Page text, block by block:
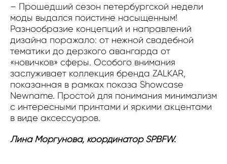
– Прошедший сезон петербургской недели
моды выдался поистине насыщенным!
Разнообразие концепций и направлений
дизайна поражало: от нежной свадебной
тематики до дерзкого авангарда от
«новичков» сферы. Особого внимания
заслуживает коллекция бренда ZALKAR,
показанная в рамках показа Showcase
Newname. Простой для понимания минимализм
с интересными принтами и яркими акцентами
в виде аксессуаров.
Лина Моргунова, координатор SPBFW.